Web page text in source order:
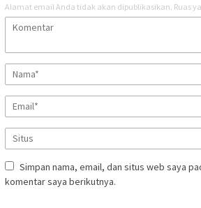
Alamat email Anda tidak akan dipublikasikan. Ruas
Simpan nama, email, dan situs web saya
komentar saya berikutnya.